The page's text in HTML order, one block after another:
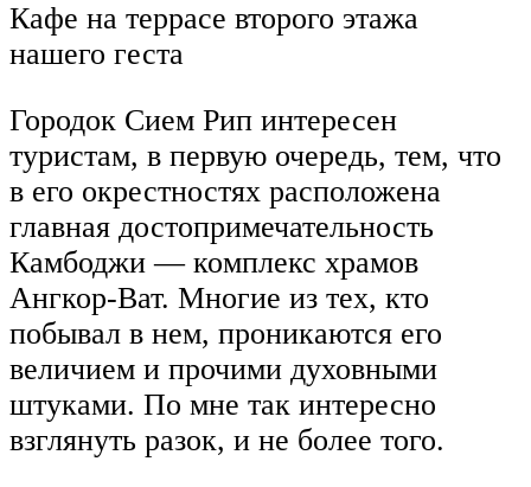
Кафе на террасе второго этажа
нашего геста
Городок Сием Рип интересен
туристам, в первую очередь, тем, что
в его окрестностях расположена
главная достопримечательность
Камбоджи — комплекс храмов
Ангкор-Ват. Многие из тех, кто
побывал в нем, проникаются его
величием и прочими духовными
штуками. По мне так интересно
взглянуть разок, и не более того.